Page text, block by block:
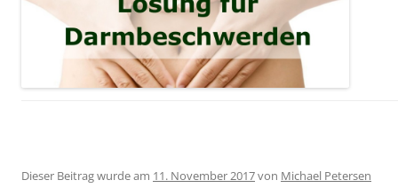
Dieser Beitrag wurde am 11. November 2017von Michael Petersen